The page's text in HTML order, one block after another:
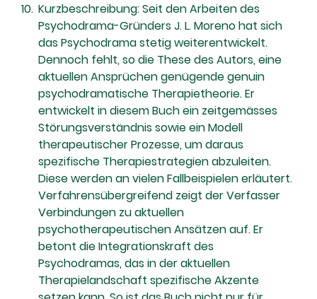
Kurzbeschreibung: Seit den Arbeiten des
Psychodrama-Gründers J. L. Moreno hat sich
das Psychodrama stetig weiterentwickelt.
Dennoch fehlt, so die These des Autors, eine
aktuellen Ansprüchen genügende genuin
psychodramatische Therapietheorie. Er
entwickelt in diesem Buch ein zeitgemässes
Störungsverständnis sowie ein Modell
therapeutischer Prozesse, um daraus
spezifische Therapiestrategien abzuleiten.
Diese werden an vielen Fallbeispielen erläutert.
Verfahrensübergreifend zeigt der Verfasser
Verbindungen zu aktuellen
psychotherapeutischen Ansätzen auf. Er
betont die Integrationskraft des
Psychodramas, das in der aktuellen
Therapielandschaft spezifische Akzente